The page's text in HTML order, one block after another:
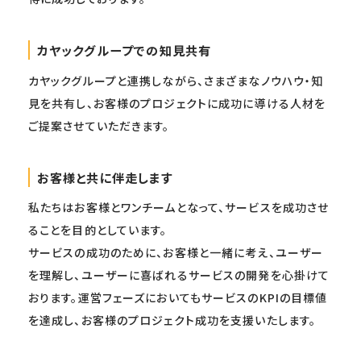
カヤックグループでの知見共有
カヤックグループと連携しながら、さまざまなノウハウ・知
見を共有し、お客様のプロジェクトに成功に導ける人材を
ご提案させていただきます。
お客様と共に伴走します
私たちはお客様とワンチームとなって、サービスを成功させ
ることを目的としています。
サービスの成功のために、お客様と一緒に考え、ユーザー
を理解し、ユーザーに喜ばれるサービスの開発を心掛けて
おります。運営フェーズにおいてもサービスのKPIの目標値
を達成し、お客様のプロジェクト成功を支援いたします。